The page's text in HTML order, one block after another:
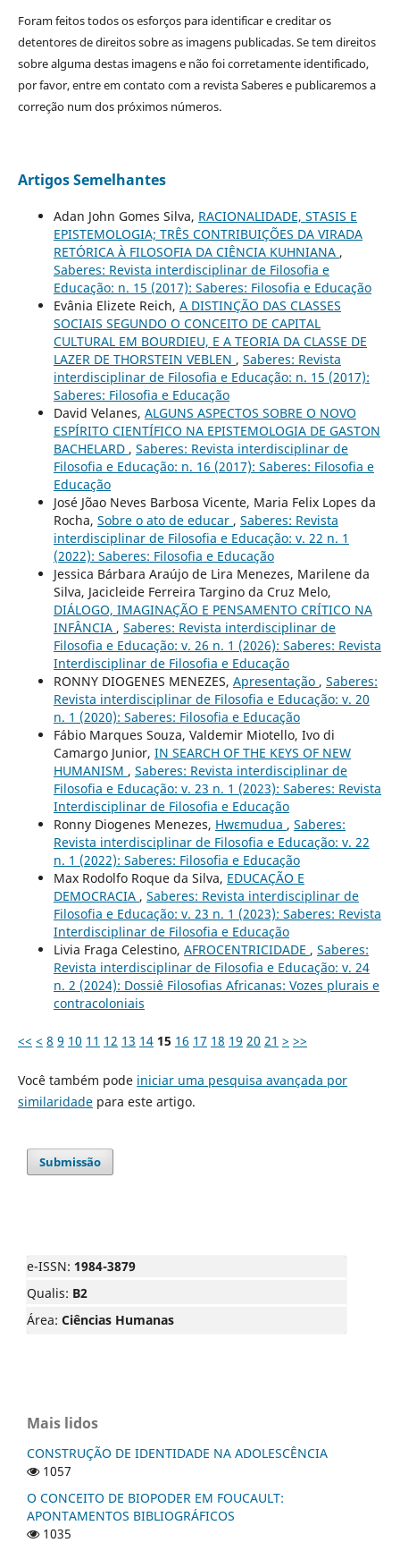
Foram feitos todos os esforços para identificar e creditar os
detentores de direitos sobre as imagens publicadas. Se tem direitos
sobre alguma destas imagens e não foi corretamente identificado,
por favor, entre em contato com a revista Saberes e publicaremos a
correção num dos próximos números.
Artigos Semelhantes
Adan John Gomes Silva, RACIONALIDADE, STASIS E
EPISTEMOLOGIA; TRÊS CONTRIBUIÇÕES DA VIRADA
RETÓRICA À FILOSOFIA DA CIÊNCIA KUHNIANA ,
Saberes: Revista interdisciplinar de Filosofia e
Educação: n. 15 (2017): Saberes: Filosofia e Educação
Evânia Elizete Reich, A DISTINÇÃO DAS CLASSES
SOCIAIS SEGUNDO O CONCEITO DE CAPITAL
CULTURAL EM BOURDIEU, E A TEORIA DA CLASSE DE
LAZER DE THORSTEIN VEBLEN , Saberes: Revista
interdisciplinar de Filosofia e Educação: n. 15 (2017):
Saberes: Filosofia e Educação
David Velanes, ALGUNS ASPECTOS SOBRE O NOVO
ESPÍRITO CIENTÍFICO NA EPISTEMOLOGIA DE GASTON
BACHELARD , Saberes: Revista interdisciplinar de
Filosofia e Educação: n. 16 (2017): Saberes: Filosofia e
Educação
José Jõao Neves Barbosa Vicente, Maria Felix Lopes da
Rocha, Sobre o ato de educar , Saberes: Revista
interdisciplinar de Filosofia e Educação: v. 22 n. 1
(2022): Saberes: Filosofia e Educação
Jessica Bárbara Araújo de Lira Menezes, Marilene da
Silva, Jacicleide Ferreira Targino da Cruz Melo,
DIÁLOGO, IMAGINAÇÃO E PENSAMENTO CRÍTICO NA
INFÂNCIA , Saberes: Revista interdisciplinar de
Filosofia e Educação: v. 26 n. 1 (2026): Saberes: Revista
Interdisciplinar de Filosofia e Educação
RONNY DIOGENES MENEZES, Apresentação , Saberes:
Revista interdisciplinar de Filosofia e Educação: v. 20
n. 1 (2020): Saberes: Filosofia e Educação
Fábio Marques Souza, Valdemir Miotello, Ivo di
Camargo Junior, IN SEARCH OF THE KEYS OF NEW
HUMANISM , Saberes: Revista interdisciplinar de
Filosofia e Educação: v. 23 n. 1 (2023): Saberes: Revista
Interdisciplinar de Filosofia e Educação
Ronny Diogenes Menezes, Hwɛmudua , Saberes:
Revista interdisciplinar de Filosofia e Educação: v. 22
n. 1 (2022): Saberes: Filosofia e Educação
Max Rodolfo Roque da Silva, EDUCAÇÃO E
DEMOCRACIA , Saberes: Revista interdisciplinar de
Filosofia e Educação: v. 23 n. 1 (2023): Saberes: Revista
Interdisciplinar de Filosofia e Educação
Livia Fraga Celestino, AFROCENTRICIDADE , Saberes:
Revista interdisciplinar de Filosofia e Educação: v. 24
n. 2 (2024): Dossiê Filosofias Africanas: Vozes plurais e
contracoloniais
<< < 8 9 10 11 12 13 14 15 16 17 18 19 20 21 > >>
Você também pode iniciar uma pesquisa avançada por
similaridadepara este artigo.
Submissão
e-ISSN: 1984-3879
Qualis: B2
Área: Ciências Humanas
Mais lidos
CONSTRUÇÃO DE IDENTIDADE NA ADOLESCÊNCIA
1057
O CONCEITO DE BIOPODER EM FOUCAULT:
APONTAMENTOS BIBLIOGRÁFICOS
1035